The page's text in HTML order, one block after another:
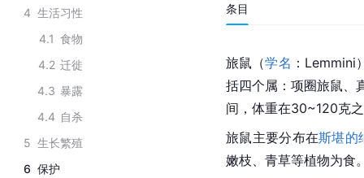
4 生活习性
4.1 食物
4.2 迁徙
4.3 暴露
4.4 自杀
5 生长繁殖
6 保护
条目
旅鼠（学名 ：Lemmini
括四个属：项圈旅鼠、
间，体重在30~120克
旅鼠主要分布在斯堪的
嫩枝、青草等植物为食